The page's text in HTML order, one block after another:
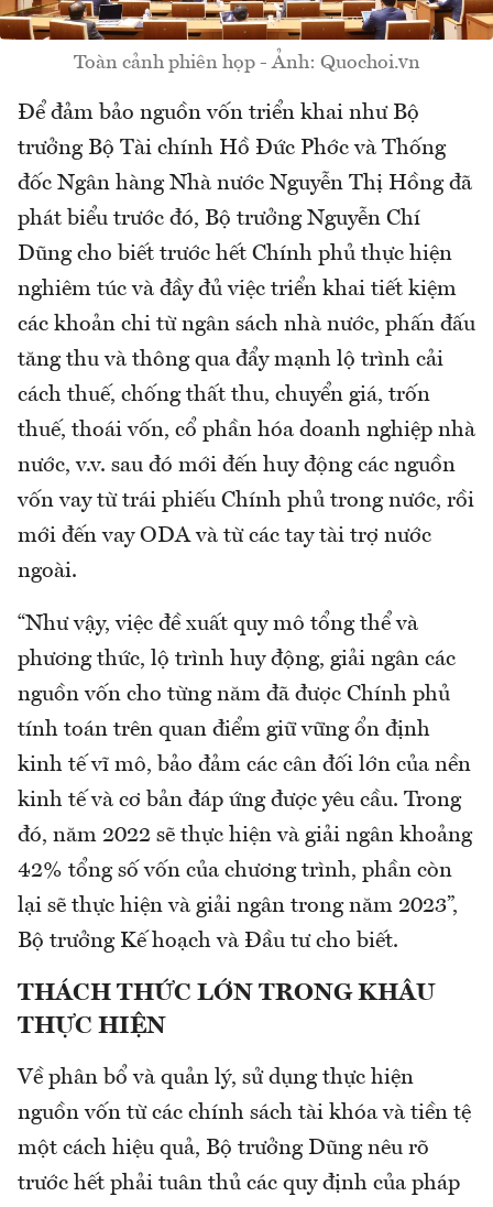
Toàn cảnh phiên họp - Ảnh: Quochoi.vn
Để đảm bảo nguồn vốn triển khai như Bộ
trưởng Bộ Tài chính Hồ Đức Phớc và Thống
đốc Ngân hàng Nhà nước Nguyễn Thị Hồng đã
phát biểu trước đó, Bộ trưởng Nguyễn Chí
Dũng cho biết trước hết Chính phủ thực hiện
nghiêm túc và đầy đủ việc triển khai tiết kiệm
các khoản chi từ ngân sách nhà nước, phấn đấu
tăng thu và thông qua đẩy mạnh lộ trình cải
cách thuế, chống thất thu, chuyển giá, trốn
thuế, thoái vốn, cổ phần hóa doanh nghiệp nhà
nước, v.v. sau đó mới đến huy động các nguồn
vốn vay từ trái phiếu Chính phủ trong nước, rồi
mới đến vay ODA và từ các tay tài trợ nước
ngoài.
“Như vậy, việc đề xuất quy mô tổng thể và
phương thức, lộ trình huy động, giải ngân các
nguồn vốn cho từng năm đã được Chính phủ
tính toán trên quan điểm giữ vững ổn định
kinh tế vĩ mô, bảo đảm các cân đối lớn của nền
kinh tế và cơ bản đáp ứng được yêu cầu. Trong
đó, năm 2022 sẽ thực hiện và giải ngân khoảng
42% tổng số vốn của chương trình, phần còn
lại sẽ thực hiện và giải ngân trong năm 2023”,
Bộ trưởng Kế hoạch và Đầu tư cho biết.
THÁCH THỨC LỚN TRONG KHÂU
THỰC HIỆN
Về phân bổ và quản lý, sử dụng thực hiện
nguồn vốn từ các chính sách tài khóa và tiền tệ
một cách hiệu quả, Bộ trưởng Dũng nêu rõ
trước hết phải tuân thủ các quy định của pháp